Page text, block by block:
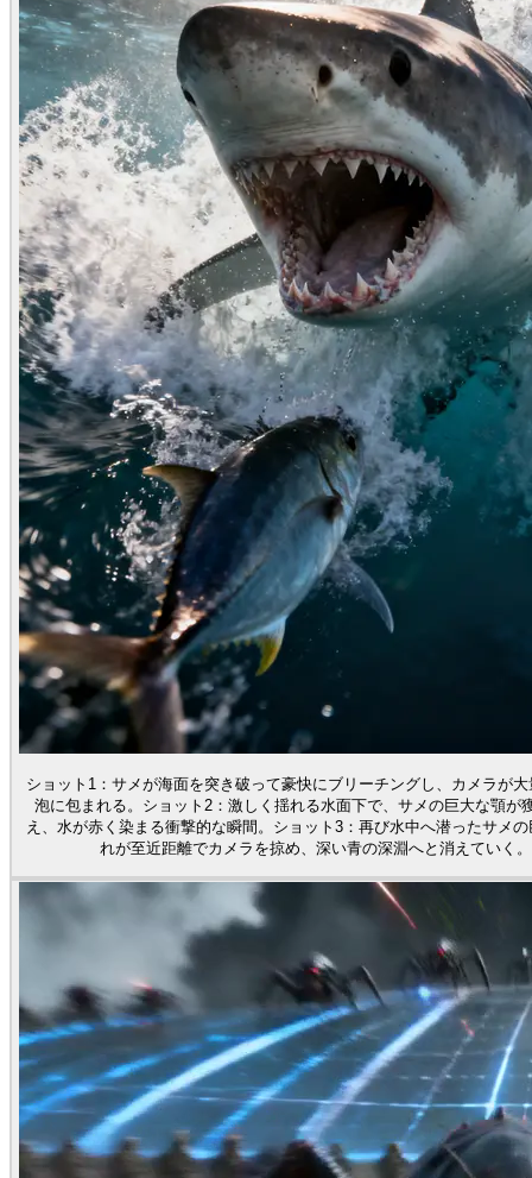
ショット1：サメが海面を突き破って豪快にブリーチングし、カメラが
泡に包まれる。ショット2：激しく揺れる水面下で、サメの巨大な顎が
え、水が赤く染まる衝撃的な瞬間。ショット3：再び水中へ潜ったサメ
れが至近距離でカメラを掠め、深い青の深淵へと消えていく。